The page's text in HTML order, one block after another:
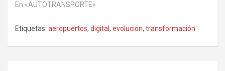
En «AUTOTRANSPORTE»
Etiquetas: aeropuertos, digital , evolución, transformación